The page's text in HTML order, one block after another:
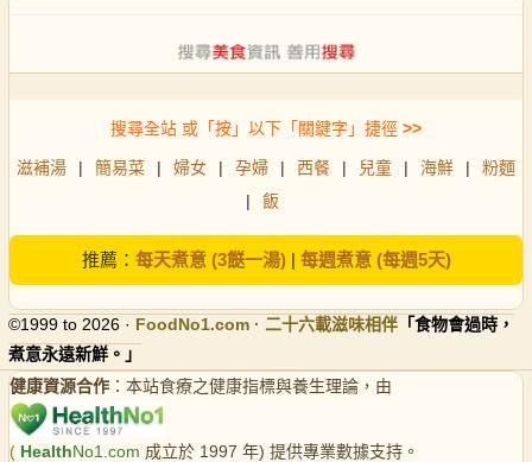
搜尋全站 或「按」以下「關鍵字」捷徑 >>
滋補湯 | 簡易菜 | 婦女 | 孕婦 | 西餐 | 兒童 | 海鮮 |
粉麵
|
飯
推薦： 每天煮意 (3餸一湯)| 每週煮意 (每週5天)
©1999 to 2026 · FoodNo1.com · 二十六載滋味相伴 「食物會過時，
煮意永遠新鮮。」
健康資源合作 ：本站食療之健康指標與養生理論，由
( HealthNo1.com 成立於 1997 年) 提供專業數據支持。